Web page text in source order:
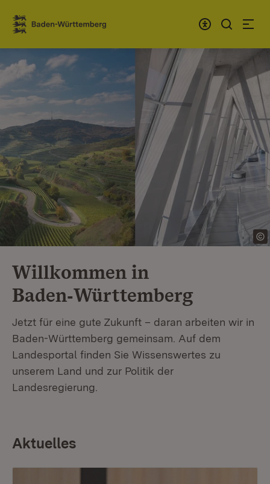
Zum Inhalt springen
Link zur Startseite
Willkommen in
Baden‑Württemberg
Jetzt für eine gute Zukunft – daran arbeiten wir in
Baden-Württemberg gemeinsam. Auf dem
Landesportal finden Sie Wissenswertes zu
unserem Land und zur Politik der
Landesregierung.
Aktuelles